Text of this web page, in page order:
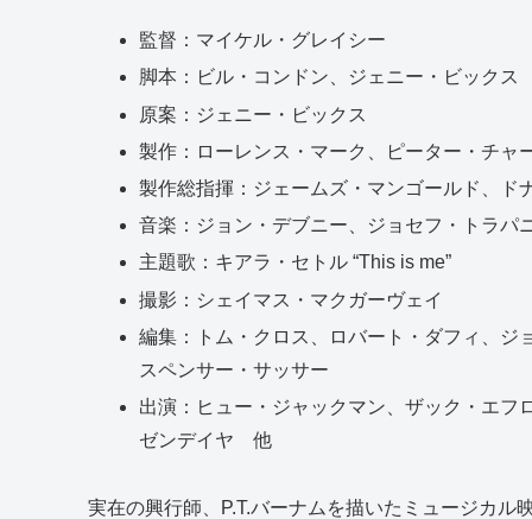
監督：マイケル・グレイシー
脚本：ビル・コンドン、ジェニー・ビックス
原案：ジェニー・ビックス
製作：ローレンス・マーク、ピーター・チャ
製作総指揮：ジェームズ・マンゴールド、ド
音楽：ジョン・デブニー、ジョセフ・トラパ
主題歌：キアラ・セトル “This is me”
撮影：シェイマス・マクガーヴェイ
編集：トム・クロス、ロバート・ダフィ、ジ
スペンサー・サッサー
出演：ヒュー・ジャックマン、ザック・エ
ゼンデイヤ 他
実在の興行師、P.T.バーナムを描いたミュージカ